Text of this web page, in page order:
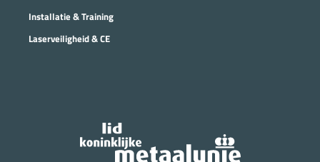
Installatie & Training
Laserveiligheid & CE